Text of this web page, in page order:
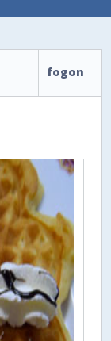
fogon